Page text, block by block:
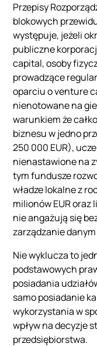
Przepisy
blokowych
występuje, jeżeli
publiczne
capital, osoby
prowadzące
oparciu o venture
nienotowane na
warunkiem że
biznesu w jedno
250 000 EUR),
nienastawione na
tym fundusze
władze lokalne z
milionów EUR oraz
nie angażują się
zarządzanie
Nie wyklucza to
podstawowych
posiadania
samo posiadanie
wykorzystania w
wpływ na decyzje
przedsiębiorstwa.